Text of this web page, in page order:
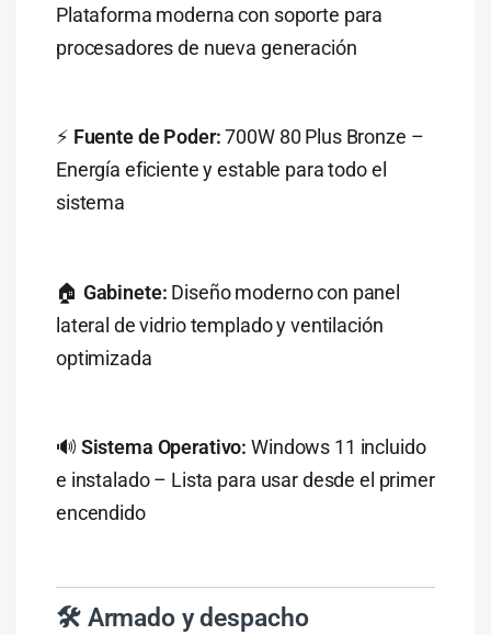
Plataforma modernacon soporte para
procesadoresde nueva generación
⚡ FuentedePoder: 700W 80 Plus Bronze –
Energía eficienteyestable paratodoel
sistema
🏠 Gabinete: Diseñomodernocon panel
lateral devidriotempladoyventilación
optimizada
🔊 Sistema Operativo: Windows 11 incluido
e instalado – Lista para usardesdeel primer
encendido
🛠️ Armado ydespacho